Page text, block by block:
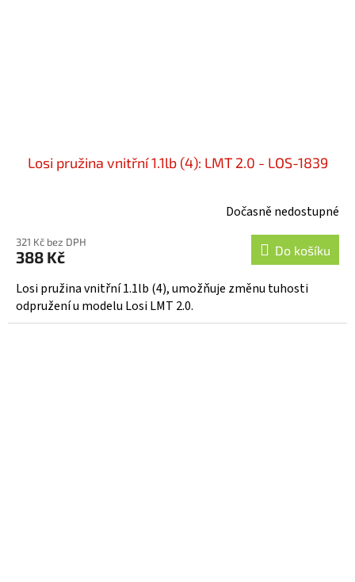
Losi pružina vnitřní 1.1lb (4): LMT 2.0 - LOS-1839
Dočasně nedostupné
321 Kč bez DPH
388 Kč Do košíku
Losi pružina vnitřní 1.1lb (4), umožňuje změnu tuhosti
odpružení u modelu Losi LMT 2.0.